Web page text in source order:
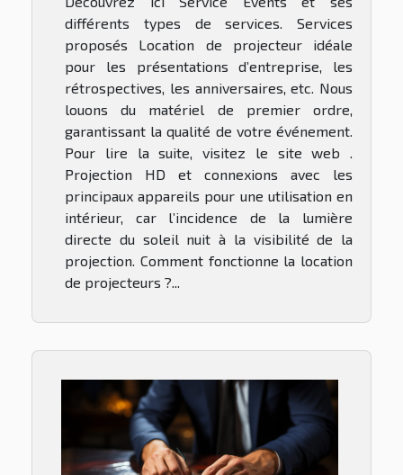
différents types de services. Services
proposés Location de projecteur idéale
pour les présentations d’entreprise, les
rétrospectives, les anniversaires, etc. Nous
louons du matériel de premier ordre,
garantissant la qualité de votre événement.
Pour lire la suite, visitez le site web .
Projection HD et connexions avec les
principaux appareils pour une utilisation en
intérieur, car l’incidence de la lumière
directe du soleil nuit à la visibilité de la
projection. Comment fonctionne la location
de projecteurs ?...